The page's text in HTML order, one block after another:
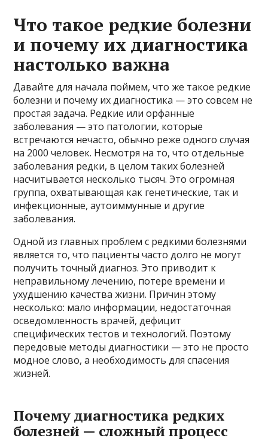
Что такое редкие болезни
и почему их диагностика
настолько важна
Давайте для начала поймем, что же такое редкие
болезни и почему их диагностика — это совсем не
простая задача. Редкие или орфанные
заболевания — это патологии, которые
встречаются нечасто, обычно реже одного случая
на 2000 человек. Несмотря на то, что отдельные
заболевания редки, в целом таких болезней
насчитывается несколько тысяч. Это огромная
группа, охватывающая как генетические, так и
инфекционные, аутоиммунные и другие
заболевания.
Одной из главных проблем с редкими болезнями
является то, что пациенты часто долго не могут
получить точный диагноз. Это приводит к
неправильному лечению, потере времени и
ухудшению качества жизни. Причин этому
несколько: мало информации, недостаточная
осведомленность врачей, дефицит
специфических тестов и технологий. Поэтому
передовые методы диагностики — это не просто
модное слово, а необходимость для спасения
жизней.
Почему диагностика редких
болезней — сложный процесс